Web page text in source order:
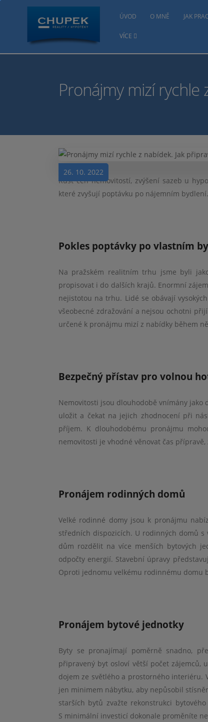
ÚVOD O MNĚ JAK
VÍCE
Pronájmy mizí
26. 10. 2022
Růst cen nemovitostí, zvýšení sazeb u
které zvyšují poptávku po nájemním
Pokles poptávky po vlastním
Na pražském realitním trhu jsme byli
propisovat i do dalších krajů. Enormní
nejistotou na trhu. Lidé se obávají
všeobecné zdražování a nejsou ochotni
určené k pronájmu mizí z nabídky během
Bezpečný přístav pro volnou
Nemovitosti jsou dlouhodobě vnímány jako
uložit a čekat na jejich zhodnocení při
příjem. K dlouhodobému pronájmu
nemovitosti je vhodné věnovat čas
Pronájem rodinných domů
Velké rodinné domy jsou k pronájmu
středních dispozicích. U rodinných domů
dům rozdělit na více menších bytových
odpočty energií. Stavební úpravy
Oproti jednomu velkému rodinnému domu
Pronájem bytové jednotky
Byty se pronajímají poměrně snadno,
připravený byt osloví větší počet zájemců,
dojem ze světlého a prostorného interiéru.
jen minimem nábytku, aby nepůsobil
starších bytů zvažte rekonstrukci
S minimální investicí dokonale proměníte